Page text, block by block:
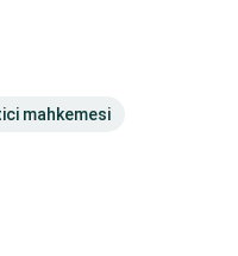
mahkemesi